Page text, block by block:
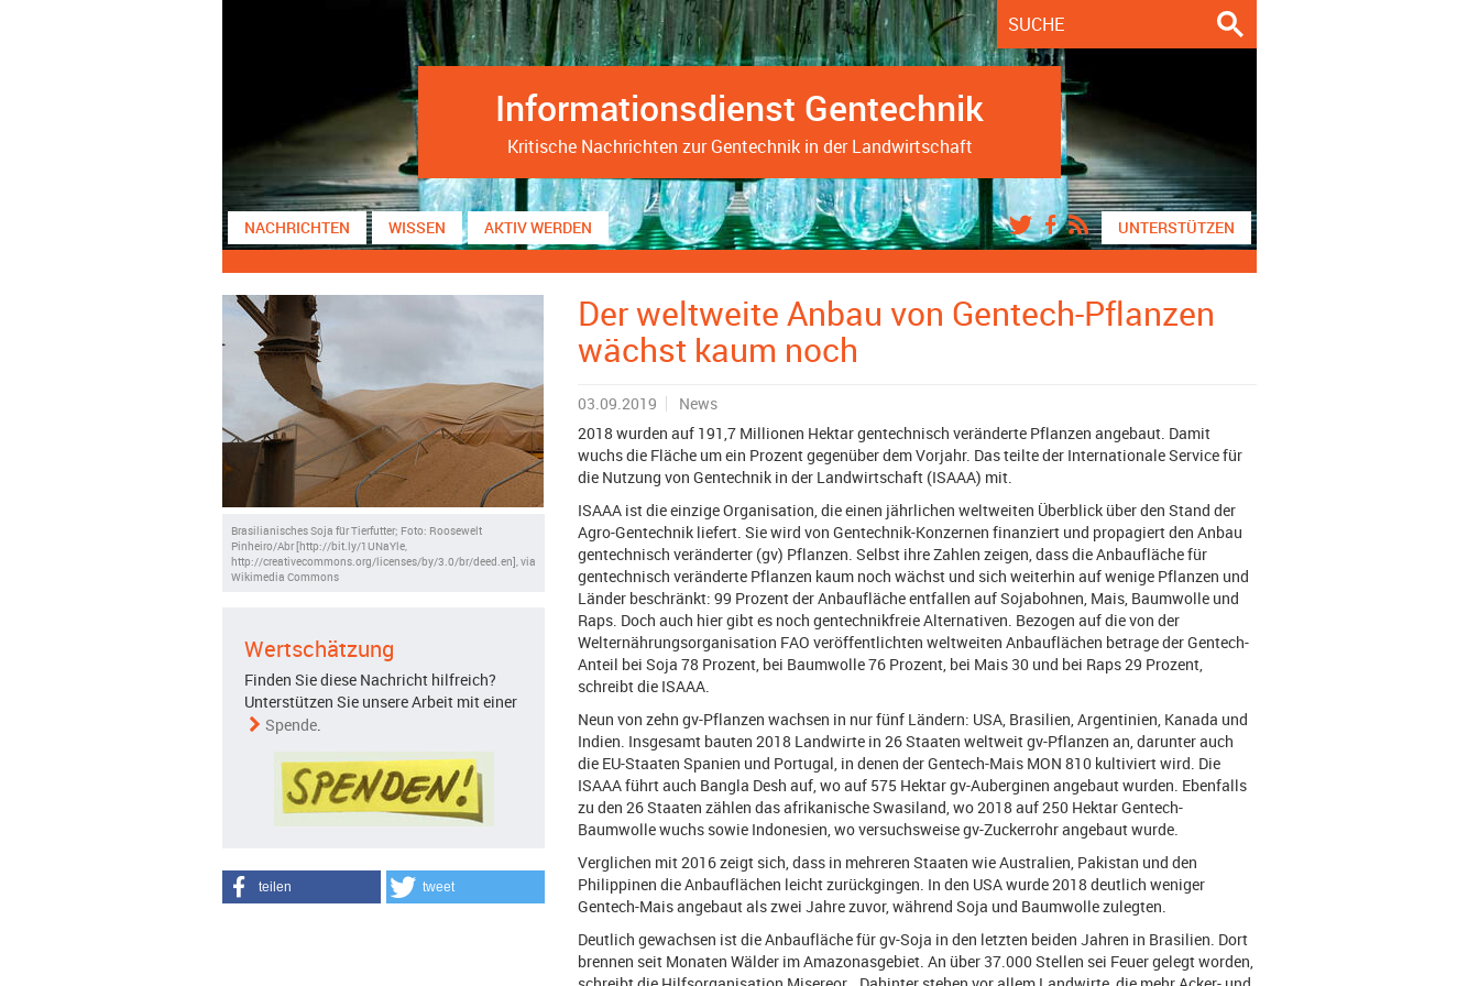
Informationsdienst Gentechnik
Kritische Nachrichten zur Gentechnik in der Landwirtschaft
NACHRICHTEN WISSEN AKTIV WERDEN UNTERSTÜTZEN
Brasilianisches Soja für Tierfutter; Foto: Roosewelt
Pinheiro/Abr [http://bit.ly/1UNaYle,
http://creativecommons.org/licenses/by/3.0/br/deed.en], via
Wikimedia Commons
Wertschätzung
Finden Sie diese Nachricht hilfreich?
Unterstützen Sie unsere Arbeit mit einer
Spende.
teilen tweet
Der weltweite Anbau von Gentech-Pflanzen
wächst kaum noch
03.09.2019
News
2018 wurden auf 191,7 Millionen Hektar gentechnisch veränderte Pflanzen angebaut. Damit
wuchs die Fläche um ein Prozent gegenüber dem Vorjahr. Das teilte der Internationale Service für
die Nutzung von Gentechnik in der Landwirtschaft (ISAAA) mit.
ISAAA ist die einzige Organisation, die einen jährlichen weltweiten Überblick über den Stand der
Agro-Gentechnik liefert. Sie wird von Gentechnik-Konzernen finanziert und propagiert den Anbau
gentechnisch veränderter (gv) Pflanzen. Selbst ihre Zahlen zeigen, dass die Anbaufläche für
gentechnisch veränderte Pflanzen kaum noch wächst und sich weiterhin auf wenige Pflanzen und
Länder beschränkt: 99 Prozent der Anbaufläche entfallen auf Sojabohnen, Mais, Baumwolle und
Raps. Doch auch hier gibt es noch gentechnikfreie Alternativen. Bezogen auf die von der
Welternährungsorganisation FAO veröffentlichten weltweiten Anbauflächen betrage der Gentech-
Anteil bei Soja 78 Prozent, bei Baumwolle 76 Prozent, bei Mais 30 und bei Raps 29 Prozent,
schreibt die ISAAA.
Neun von zehn gv-Pflanzen wachsen in nur fünf Ländern: USA, Brasilien, Argentinien, Kanada und
Indien. Insgesamt bauten 2018 Landwirte in 26 Staaten weltweit gv-Pflanzen an, darunter auch
die EU-Staaten Spanien und Portugal, in denen der Gentech-Mais MON 810 kultiviert wird. Die
ISAAA führt auch Bangla Desh auf, wo auf 575 Hektar gv-Auberginen angebaut wurden. Ebenfalls
zu den 26 Staaten zählen das afrikanische Swasiland, wo 2018 auf 250 Hektar Gentech-
Baumwolle wuchs sowie Indonesien, wo versuchsweise gv-Zuckerrohr angebaut wurde.
Verglichen mit 2016 zeigt sich, dass in mehreren Staaten wie Australien, Pakistan und den
Philippinen die Anbauflächen leicht zurückgingen. In den USA wurde 2018 deutlich weniger
Gentech-Mais angebaut als zwei Jahre zuvor, während Soja und Baumwolle zulegten.
Deutlich gewachsen ist die Anbaufläche für gv-Soja in den letzten beiden Jahren in Brasilien. Dort
brennen seit Monaten Wälder im Amazonasgebiet. An über 37.000 Stellen sei Feuer gelegt worden,